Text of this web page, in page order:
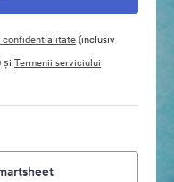
confidentialitate(inclusiv
și Termenii serviciului